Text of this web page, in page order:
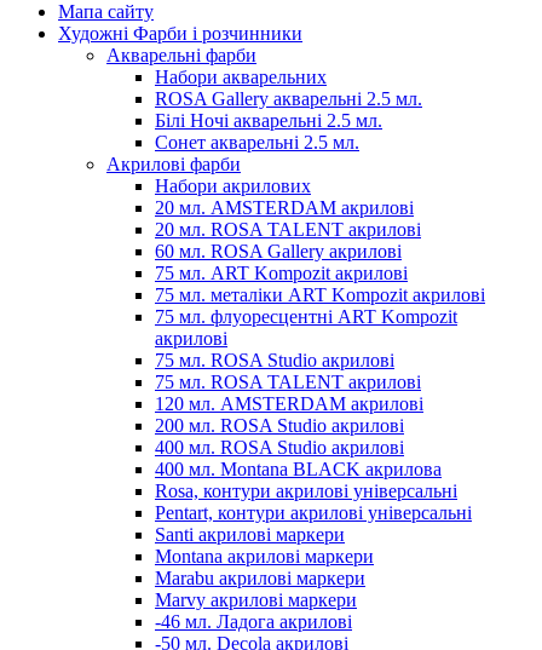
Мапа сайту
Художні Фарби і розчинники
Акварельні фарби
Набори акварельних
ROSA Gallery акварельні 2.5 мл.
Білі Ночі акварельні 2.5 мл.
Сонет акварельні 2.5 мл.
Акрилові фарби
Набори акрилових
20 мл. AMSTERDAM акрилові
20 мл. ROSA TALENT акрилові
60 мл. ROSA Gallery акрилові
75 мл. ART Kompozit акрилові
75 мл. металіки ART Kompozit акрилові
75 мл. флуоресцентні ART Kompozit
акрилові
75 мл. ROSA Studio акрилові
75 мл. ROSA TALENT акрилові
120 мл. AMSTERDAM акрилові
200 мл. ROSA Studio акрилові
400 мл. ROSA Studio акрилові
400 мл. Montana BLACK акрилова
Rosa, контури акрилові універсальні
Pentart, контури акрилові універсальні
Santi акрилові маркери
Montana акрилові маркери
Marabu акрилові маркери
Marvy акрилові маркери
-46 мл. Ладога акрилові
-50 мл. Decola акрилові